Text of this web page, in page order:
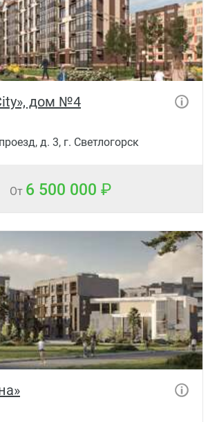
дом №4
д. 3, г. Светлогорск
От 6 500 000